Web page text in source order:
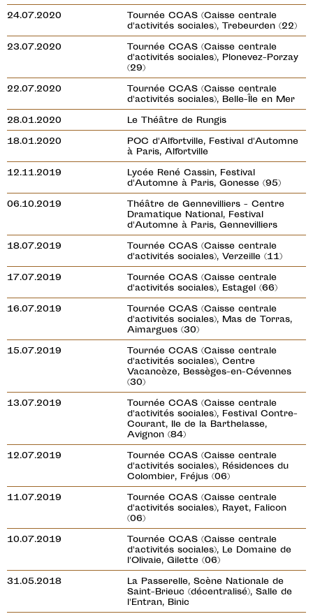
24.07.2020
Tournée CCAS (Caisse centrale
d'activités sociales), Trebeurden (22)
23.07.2020
Tournée CCAS (Caisse centrale
d'activités sociales), Plonevez-Porzay
(29)
22.07.2020
Tournée CCAS (Caisse centrale
d'activités sociales), Belle-Île en Mer
28.01.2020
Le Théâtre de Rungis
18.01.2020
POC d'Alfortville, Festival d'Automne
à Paris, Alfortville
12.11.2019
Lycée René Cassin, Festival
d'Automne à Paris, Gonesse (95)
06.10.2019
Théâtre de Gennevilliers - Centre
Dramatique National, Festival
d'Automne à Paris, Gennevilliers
18.07.2019
Tournée CCAS (Caisse centrale
d'activités sociales), Verzeille (11)
17.07.2019
Tournée CCAS (Caisse centrale
d'activités sociales), Estagel (66)
16.07.2019
Tournée CCAS (Caisse centrale
d'activités sociales), Mas de Torras,
Aimargues (30)
15.07.2019
Tournée CCAS (Caisse centrale
d'activités sociales), Centre
Vacancèze, Bessèges-en-Cévennes
(30)
13.07.2019
Tournée CCAS (Caisse centrale
d'activités sociales), Festival Contre-
Courant, Ile de la Barthelasse,
Avignon (84)
12.07.2019
Tournée CCAS (Caisse centrale
d'activités sociales), Résidences du
Colombier, Fréjus (06)
11.07.2019
Tournée CCAS (Caisse centrale
d'activités sociales), Rayet, Falicon
(06)
10.07.2019
Tournée CCAS (Caisse centrale
d'activités sociales), Le Domaine de
l'Olivaie, Gilette (06)
31.05.2018
La Passerelle, Scène Nationale de
Saint-Brieuc (décentralisé), Salle de
l'Entran, Binic